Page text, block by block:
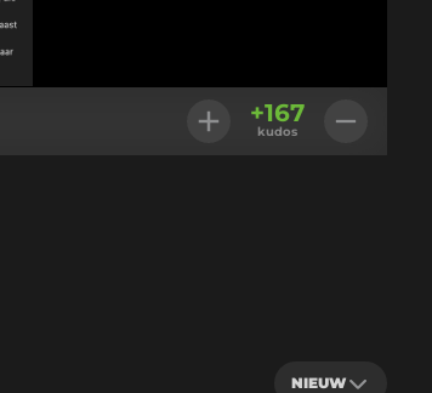
+167
kudos
NIEUW